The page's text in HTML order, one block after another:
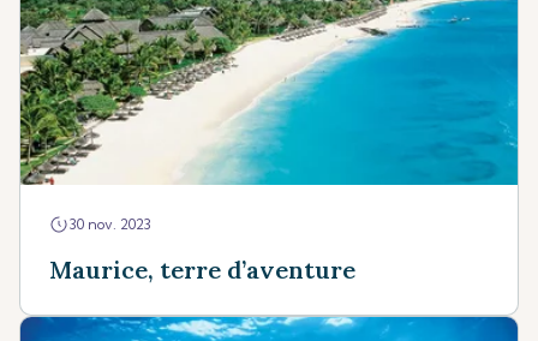
30 nov. 2023
Maurice, terre d’aventure